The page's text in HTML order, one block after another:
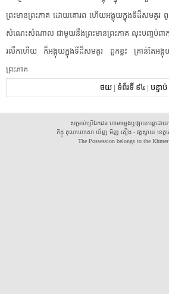
ព្រះមានព្រះភាគ​ ​ដោយ​គោរព​ ​ហើយ​អង្គុយ​ក្នុង​ទី​ដ៏​សមគួរ​ ​ពួក​
សំណេះសំណាល​ ​ជាមួយនឹង​ព្រះមានព្រះភាគ​ ​លុះ​បញ្ចប់​ពាក្
រលឹក​ហើយ​ ​ក៏​អង្គុយ​ក្នុង​ទី​ដ៏​សមគួរ​ ​ពួក​ខ្លះ​ ​គ្រាន់តែ​អង្
ព្រះភាគ​
ថយ| ទំព័រទី ៩៤| បន្ទាប់
សម្រាប់ប្រើឯកជន ហាមចម្លងឬផ្សាយបន្តដោ
ភិក្ខុ គុណឃោសោ យ័ញ មិញ គឿង - វត្តស្វាយ ខេត្ត
The Possession belongs to the Khmer